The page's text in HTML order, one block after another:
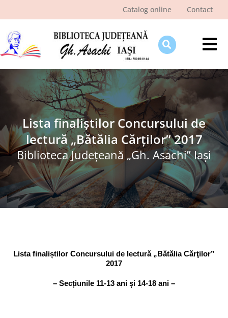
Catalog online Contact
Despre bibliotecă
Pagina cititorului
Ştiri şi evenimente
Programe şi proiecte
Interes public
Lista finaliștilor Concursului de
lectură „Bătălia Cărţilor” 2017
Biblioteca Judeţeană „Gh. Asachi” Iaşi
Lista finaliștilor Concursului de lectură „Bătălia Cărţilor”
2017
– Secțiunile 11-13 ani și 14-18 ani –